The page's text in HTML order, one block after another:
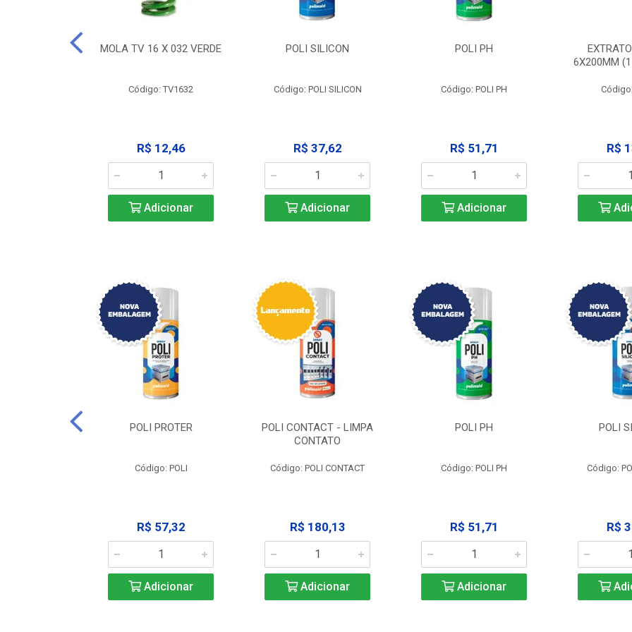
MOLA TV 16 X 032 VERDE
Código: TV1632
R$ 12,46
Adicionar
POLI SILICON
Código: POLI SILICON
R$ 37,62
Adicionar
POLI PH
Código: POLI PH
R$ 51,71
Adicionar
6X200MM
R$
POLI PROTER
Código: POLI
R$ 57,32
Adicionar
POLI CONTACT - LIMPA
CONTATO
Código: POLI CONTACT
R$ 180,13
Adicionar
POLI PH
Código: POLI PH
R$ 51,71
Adicionar
POLI
Código:
R$